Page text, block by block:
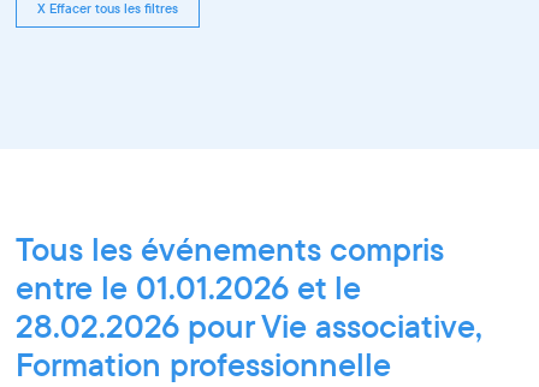
X Effacer tous les filtres
Tous les événements compris
entre le 01.01.2026 et le
28.02.2026 pour Vie associative,
Formation professionnelle